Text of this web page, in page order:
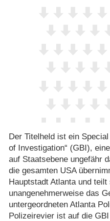
Der Titelheld ist ein
of Investigation“ (GBI),
auf Staatsebene ungefähr
die gesamten USA
Hauptstadt Atlanta und
unangenehmerweise das
untergeordneten Atlanta
Polizeirevier ist auf die